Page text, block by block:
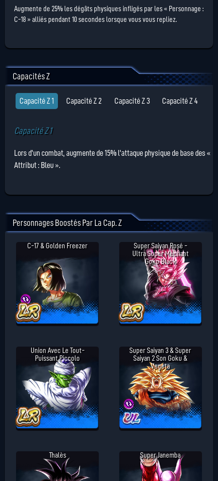
Augmente de 25% les dégâts physiques infligés par les « Personnage :
C-18 » alliés pendant 10 secondes lorsque vous vous repliez.
Capacités Z
Capacité Z 1 Capacité Z 2 Capacité Z 3 Capacité Z 4
Capacité Z 1
Lors d'un combat, augmente de 15% l'attaque physique de base des «
Attribut : Bleu ».
Personnages Boostés Par La Cap. Z
C-17 & Golden Freezer
Super Saiyan Rosé -
Ultra Super Méchant
Goku Black
Union Avec Le Tout-
Puissant Piccolo
Super Saiyan 3 & Super
Saiyan 2 Son Goku &
Vegeta
Thalès Super Janemba